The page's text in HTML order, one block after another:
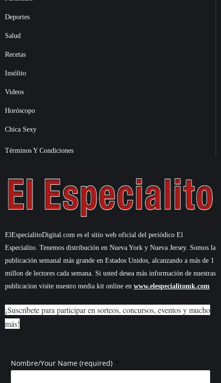
Deportes
Salud
Recetas
Insólito
Videos
Horóscopo
Chica Sexy
Términos Y Condiciones
ElEspecialitoDigital.com es el sitio web oficial del periódico El
Especialito. Tenemos distribución en Nueva York y Nueva Jersey. Somos la
publicación semanal más grande en Estados Unidos, alcanzando a más de 1
millon de lectores cada semana. Si usted desea más información de nuestras
publicacion visite nuestro media kit online en www.elespecialitomk.com
¡Suscríbete para participar en sorteos, concursos, eventos y mucho
más!
Nombre/Your Name (required) *